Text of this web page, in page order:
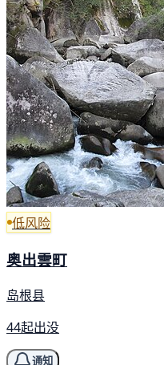
低风险
奥出雲町
岛根县
44起出没
通知